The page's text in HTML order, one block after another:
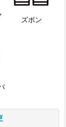
ズボン